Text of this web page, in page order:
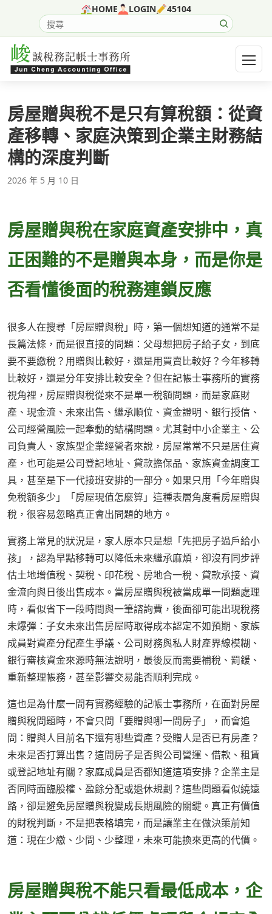
HOME LOGIN 45104
搜尋網站內容
開啟
房屋贈與稅不是只有算稅額：從資
產移轉、家庭決策到企業主財務結
構的深度判斷
2026 年 5 月 10 日
房屋贈與稅在家庭資產安排中，真
正困難的不是贈與本身，而是你是
否看懂後面的稅務連鎖反應
很多人在搜尋「房屋贈與稅」時，第一個想知道的通常不是
長篇法條，而是很直接的問題：父母想把房子給子女，到底
要不要繳稅？用贈與比較好，還是用買賣比較好？今年移轉
比較好，還是分年安排比較安全？但在記帳士事務所的實務
視角裡，房屋贈與稅從來不是單一稅額問題，而是家庭財
產、現金流、未來出售、繼承順位、資金證明、銀行授信、
公司經營風險一起牽動的結構問題。尤其對中小企業主、公
司負責人、家族型企業經營者來說，房屋常常不只是居住資
產，也可能是公司登記地址、貸款擔保品、家族資金調度工
具，甚至是下一代接班安排的一部分。如果只用「今年贈與
免稅額多少」「房屋現值怎麼算」這種表層角度看房屋贈與
稅，很容易忽略真正會出問題的地方。
實務上常見的狀況是，家人原本只是想「先把房子過戶給小
孩」，認為早點移轉可以降低未來繼承麻煩，卻沒有同步評
估土地增值稅、契稅、印花稅、房地合一稅、貸款承接、資
金流向與日後出售成本。當房屋贈與稅被當成單一問題處理
時，看似省下一段時間與一筆諮詢費，後面卻可能出現稅務
未爆彈：子女未來出售房屋時取得成本認定不如預期、家族
成員對資產分配產生爭議、公司財務與私人財產界線模糊、
銀行審核資金來源時無法說明，最後反而需要補稅、罰鍰、
重新整理帳務，甚至影響交易能否順利完成。
這也是為什麼一間有實務經驗的記帳士事務所，在面對房屋
贈與稅問題時，不會只問「要贈與哪一間房子」，而會追
問：贈與人目前名下還有哪些資產？受贈人是否已有房產？
未來是否打算出售？這間房子是否與公司營運、借款、租賃
或登記地址有關？家庭成員是否都知道這項安排？企業主是
否同時面臨股權、盈餘分配或退休規劃？這些問題看似繞遠
路，卻是避免房屋贈與稅變成長期風險的關鍵。真正有價值
的財稅判斷，不是把表格填完，而是讓業主在做決策前知
道：現在少繳、少問、少整理，未來可能換來更高的代價。
房屋贈與稅不能只看最低成本，企